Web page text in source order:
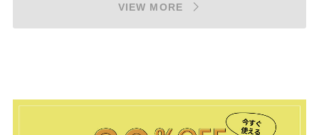
VIEW MORE